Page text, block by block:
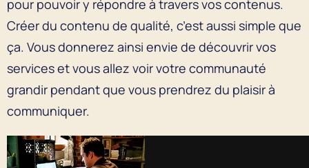
pour pouvoir y répondre à travers vos contenus.
Créer du contenu de qualité, c’est aussi simple que
ça. Vous donnerez ainsi envie de découvrir vos
services et vous allez voir votre communauté
grandir pendant que vous prendrez du plaisir à
communiquer.